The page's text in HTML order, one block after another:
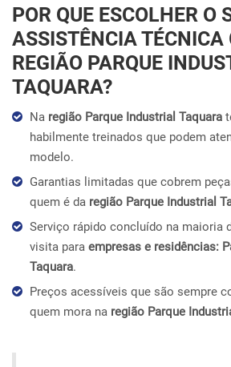
POR QUE ESCOLHER O
ASSISTÊNCIA TÉCNICA
REGIÃO PARQUE
TAQUARA?
Na região Parque Industrial Taquara
habilmente treinados que podem
modelo.
Garantias limitadas que cobrem
quem é da região Parque Industrial
Serviço rápido concluído na maioria
visita para empresas e residências:
Taquara.
Preços acessíveis que são sempre
quem mora na região Parque